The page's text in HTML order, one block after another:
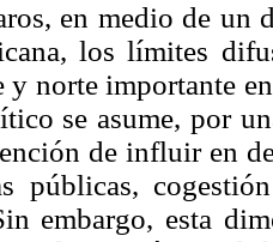
en medio de un
los límites
y norte importante
se asume, por
de influir en
públicas,
embargo, esta